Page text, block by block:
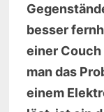
besser
einer Couch
man das
einem